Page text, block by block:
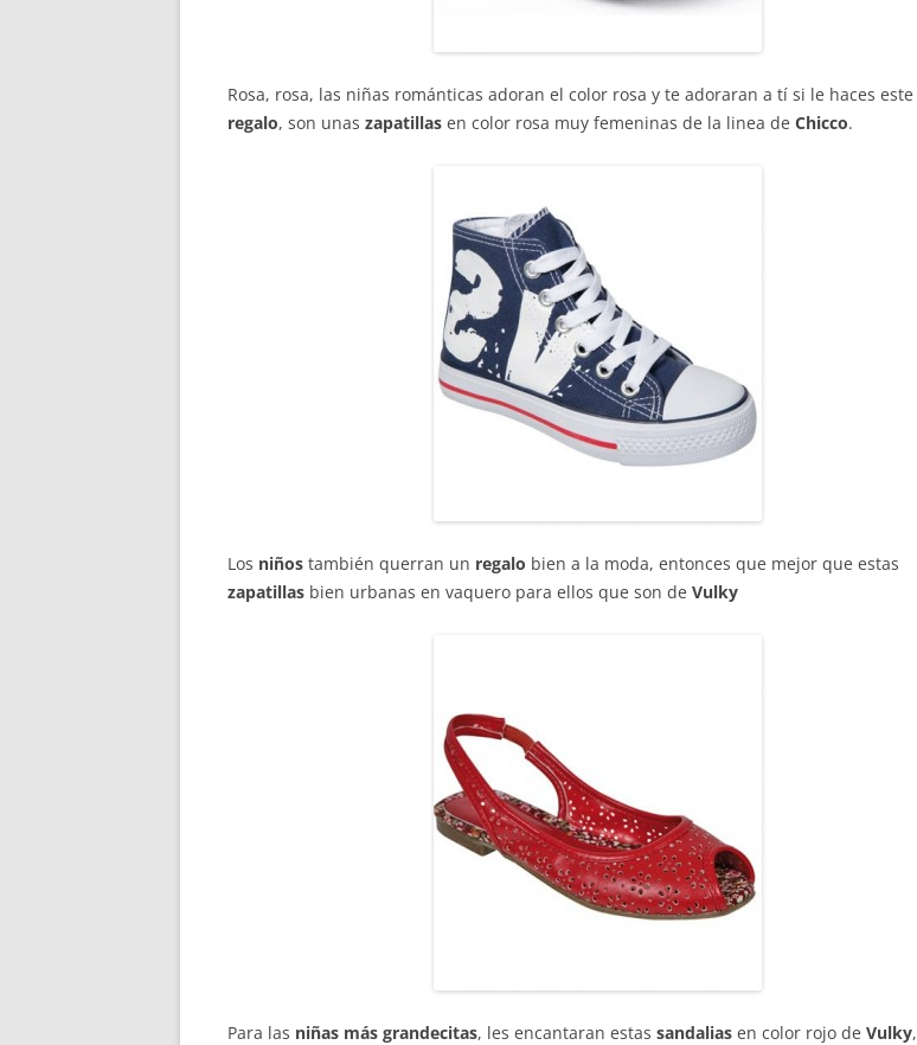
Rosa, rosa, las niñas románticas adoran el color rosa y te adoraran a tí si le haces este
regalo, son unas zapatillas en color rosa muy femeninas de la linea de Chicco.
Los niños también querran un regalo bien a la moda, entonces que mejor que estas
zapatillas bien urbanas en vaquero para ellos que son de Vulky
Para las niñas más grandecitas, les encantaran estas sandalias en color rojo de Vulky,